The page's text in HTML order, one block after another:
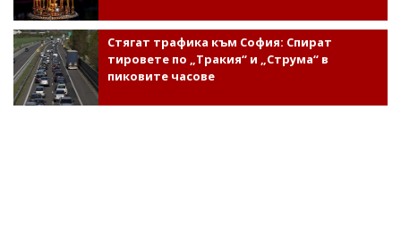
Стягат трафика към София: Спират
тировете по „Тракия“ и „Струма“ в
пиковите часове